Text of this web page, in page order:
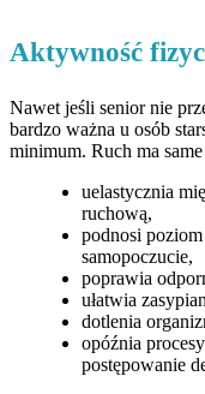
Aktywność
Nawet jeśli senior nie
bardzo ważna u osób
minimum. Ruch ma
uelastycznia
ruchową,
podnosi
samopoczucie,
poprawia
ułatwia
dotlenia
opóźnia
postępowanie